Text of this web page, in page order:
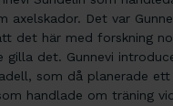
axelskador. Det var
det här med forskning
gilla det. Gunnevi
som då planerade ett
handlade om träning